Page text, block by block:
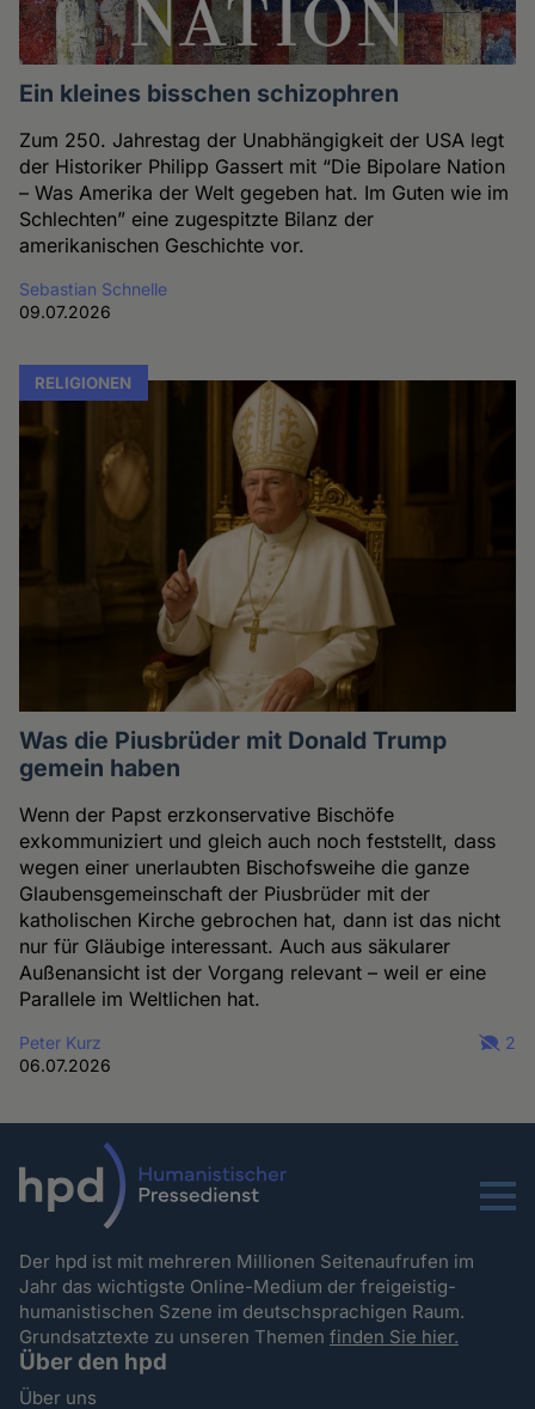
Ein kleines bisschen schizophren
Zum 250. Jahrestag der Unabhängigkeit der USA legt
der Historiker Philipp Gassert mit “Die Bipolare Nation
– Was Amerika der Welt gegeben hat. Im Guten wie im
Schlechten” eine zugespitzte Bilanz der
amerikanischen Geschichte vor.
Sebastian Schnelle
09.07.2026
RELIGIONEN
Was die Piusbrüder mit Donald Trump
gemein haben
Wenn der Papst erzkonservative Bischöfe
exkommuniziert und gleich auch noch feststellt, dass
wegen einer unerlaubten Bischofsweihe die ganze
Glaubensgemeinschaft der Piusbrüder mit der
katholischen Kirche gebrochen hat, dann ist das nicht
nur für Gläubige interessant. Auch aus säkularer
Außenansicht ist der Vorgang relevant – weil er eine
Parallele im Weltlichen hat.
Peter Kurz
06.07.2026
2
Menu
Der hpd ist mit mehreren Millionen Seitenaufrufen im
Jahr das wichtigste Online-Medium der freigeistig-
humanistischen Szene im deutschsprachigen Raum.
Grundsatztexte zu unseren Themenfinden Sie hier.
Über den hpd
Über uns